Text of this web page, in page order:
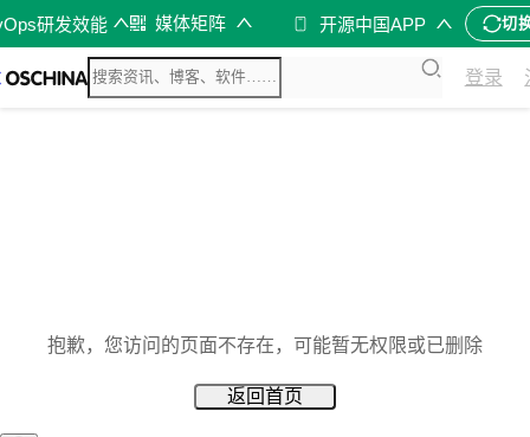
研发效能 媒体矩阵 开源中国APP 切
登录
抱歉，您访问的页面不存在，可能暂无权限或已删除
返回首页